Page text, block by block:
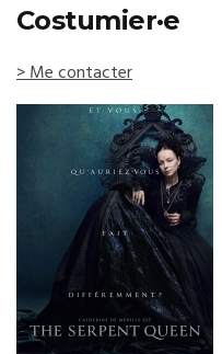
Costumier·e
> Me contacter